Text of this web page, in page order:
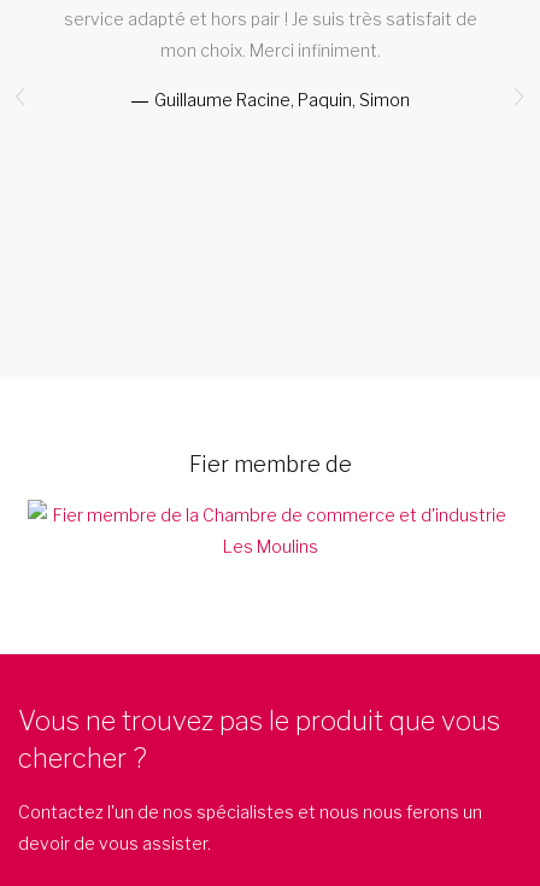
service adapté et hors pair ! Je suis très satisfait de
mon choix. Merci infiniment.
Guillaume Racine, Paquin, Simon
Fier membre de
Vous ne trouvez pas le produit que vous
chercher ?
Contactez l'un de nos spécialistes et nous nous ferons un
devoir de vous assister.